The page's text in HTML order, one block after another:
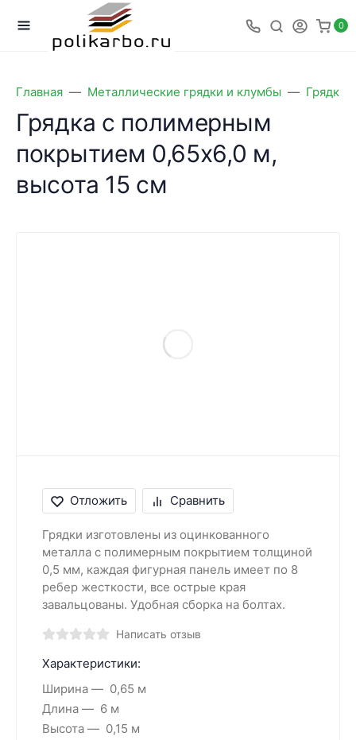
0
Главная Металлические грядки и клумбы Грядки
Грядка с полимерным
покрытием 0,65х6,0 м,
высота 15 см
Отложить Сравнить
Грядки изготовлены из оцинкованного
металла с полимерным покрытием толщиной
0,5 мм, каждая фигурная панель имеет по 8
ребер жесткости, все острые края
завальцованы. Удобная сборка на болтах.
Написать отзыв
Характеристики:
Ширина
0,65 м
Длина
6 м
Высота
0,15 м